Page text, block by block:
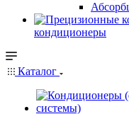
кондиционеры
Каталог